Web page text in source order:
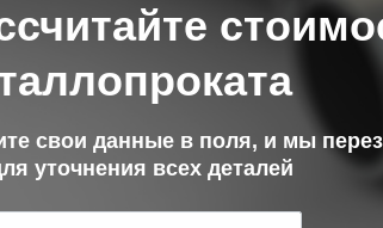
свои данные в поля, и мы
уточнения всех деталей